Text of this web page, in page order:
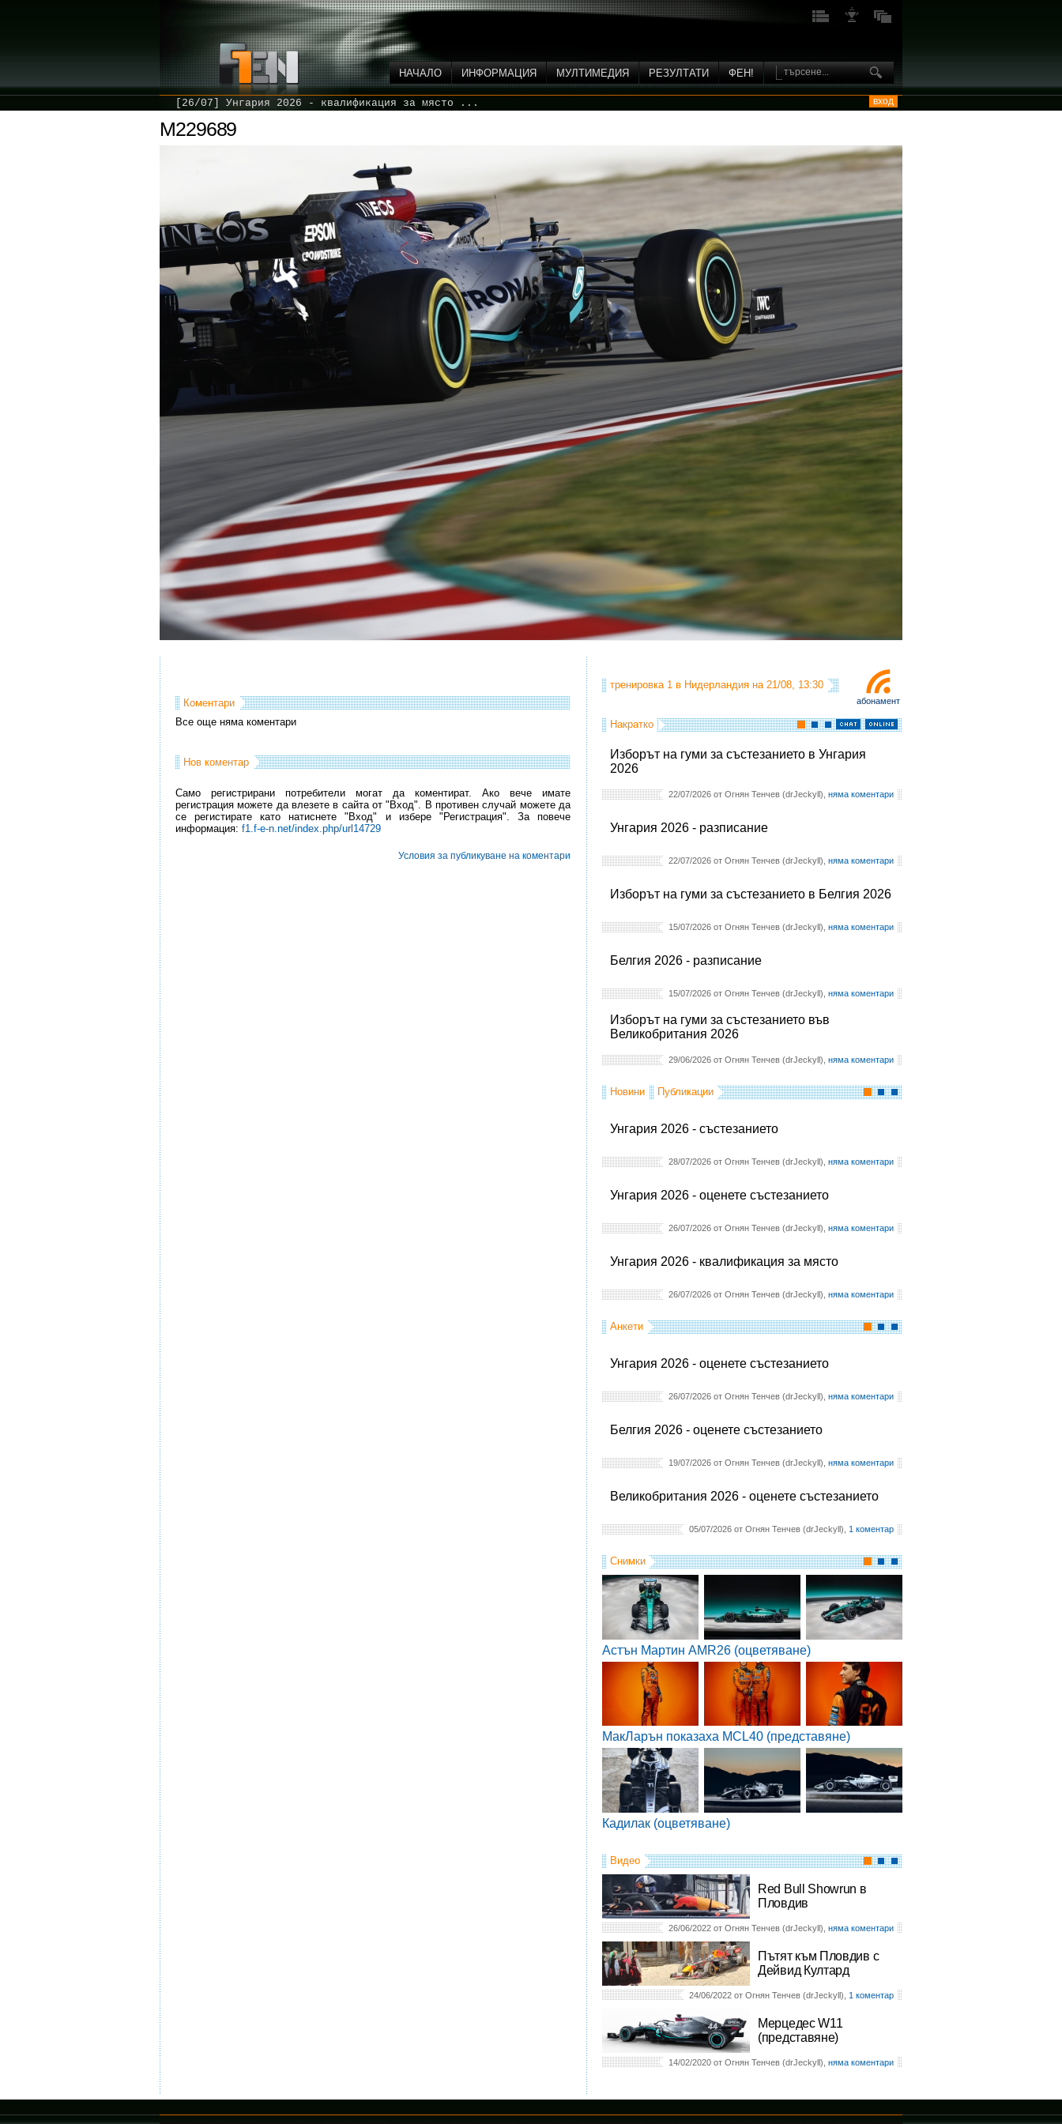
НАЧАЛО ИНФОРМАЦИЯ МУЛТИМЕДИЯ РЕЗУЛТАТИ ФЕН!
[26/07] Унгария 2026 - квалификация за място ... вход
M229689
абонамент
тренировка 1 в Нидерландия на 21/08, 13:30
Накратко
Изборът на гуми за състезанието в Унгария
2026
22/07/2026 от Огнян Тенчев (drJeckyll), няма коментари
Унгария 2026 - разписание
22/07/2026 от Огнян Тенчев (drJeckyll), няма коментари
Изборът на гуми за състезанието в Белгия 2026
15/07/2026 от Огнян Тенчев (drJeckyll), няма коментари
Белгия 2026 - разписание
15/07/2026 от Огнян Тенчев (drJeckyll), няма коментари
Изборът на гуми за състезанието във
Великобритания 2026
29/06/2026 от Огнян Тенчев (drJeckyll), няма коментари
Новини Публикации
Унгария 2026 - състезанието
28/07/2026 от Огнян Тенчев (drJeckyll), няма коментари
Унгария 2026 - оценете състезанието
26/07/2026 от Огнян Тенчев (drJeckyll), няма коментари
Унгария 2026 - квалификация за място
26/07/2026 от Огнян Тенчев (drJeckyll), няма коментари
Анкети
Унгария 2026 - оценете състезанието
26/07/2026 от Огнян Тенчев (drJeckyll), няма коментари
Белгия 2026 - оценете състезанието
19/07/2026 от Огнян Тенчев (drJeckyll), няма коментари
Великобритания 2026 - оценете състезанието
05/07/2026 от Огнян Тенчев (drJeckyll), 1 коментар
Снимки
Астън Мартин AMR26 (оцветяване)
МакЛарън показаха MCL40 (представяне)
Кадилак (оцветяване)
Видео
Red Bull Showrun в
Пловдив
26/06/2022 от Огнян Тенчев (drJeckyll), няма коментари
Пътят към Пловдив с
Дейвид Култард
24/06/2022 от Огнян Тенчев (drJeckyll), 1 коментар
Мерцедес W11
(представяне)
14/02/2020 от Огнян Тенчев (drJeckyll), няма коментари
Коментари
Все още няма коментари
Нов коментар
Само регистрирани потребители могат да коментират. Ако вече имате
регистрация можете да влезете в сайта от "Вход". В противен случай можете да
се регистирате като натиснете "Вход" и избере "Регистрация". За повече
информация: f1.f-e-n.net/index.php/url14729
Условия за публикуване на коментари